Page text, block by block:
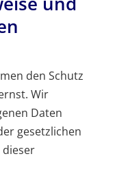
den Schutz
Wir
Daten
gesetzlichen